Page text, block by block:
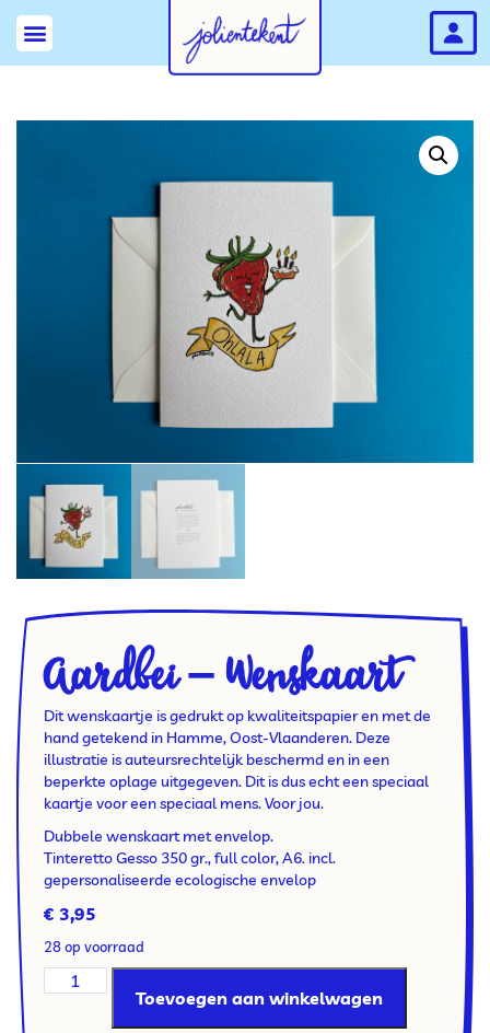
Aardbei – Wenskaart
Dit wenskaartje is gedrukt op kwaliteitspapier en met de
hand getekend in Hamme, Oost-Vlaanderen. Deze
illustratie is auteursrechtelijk beschermd en in een
beperkte oplage uitgegeven. Dit is dus echt een speciaal
kaartje voor een speciaal mens. Voor jou.
Dubbele wenskaart met envelop.
Tinteretto Gesso 350 gr., full color, A6. incl.
gepersonaliseerde ecologische envelop
€ 3,95
28 op voorraad
Toevoegen aan winkelwagen